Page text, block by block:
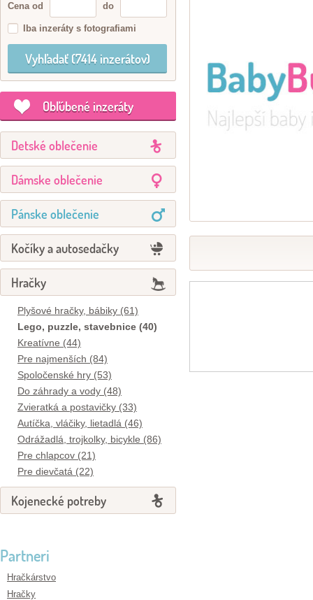
Cena od do
Iba inzeráty s fotografiami
Obľúbené inzeráty
Detské oblečenie
Dámske oblečenie
Pánske oblečenie
Kočíky a autosedačky
Hračky
Plyšové hračky, bábiky (61)
Lego, puzzle, stavebnice (40)
Kreatívne (44)
Pre najmenších (84)
Spoločenské hry (53)
Do záhrady a vody (48)
Zvieratká a postavičky (33)
Autíčka, vláčiky, lietadlá (46)
Odrážadlá, trojkolky, bicykle (86)
Pre chlapcov (21)
Pre dievčatá (22)
Kojenecké potreby
Partneri
Hračkárstvo
Hračky